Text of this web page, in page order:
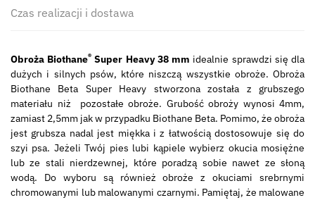
Czas realizacji i dostawa
Obroża Biothane® Super Heavy 38 mm idealnie sprawdzi się dla
dużych i silnych psów, które niszczą wszystkie obroże. Obroża
Biothane Beta Super Heavy stworzona została z grubszego
materiału niż pozostałe obroże. Grubość obroży wynosi 4mm,
zamiast 2,5mm jak w przypadku Biothane Beta. Pomimo, że obroża
jest grubsza nadal jest miękka i z łatwością dostosowuje się do
szyi psa. Jeżeli Twój pies lubi kąpiele wybierz okucia mosiężne
lub ze stali nierdzewnej, które poradzą sobie nawet ze słoną
wodą. Do wyboru są również obroże z okuciami srebrnymi
chromowanymi lub malowanymi czarnymi. Pamiętaj, że malowane